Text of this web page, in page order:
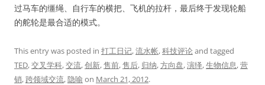
过马车的缰绳、自行车的横把、飞机的拉杆，最后终于发现轮船
的舵轮是最合适的模式。
This entry was posted in 打工日记,流水帐,科技评论and tagged
TED,交叉学科,交流,创新,售前,售后, 归纳,方向盘,演绎,生物信息,营
销,跨领域交流,隐喻 on March 21, 2012.